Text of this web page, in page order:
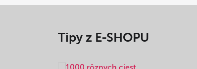
Tipy z E-SHOPU